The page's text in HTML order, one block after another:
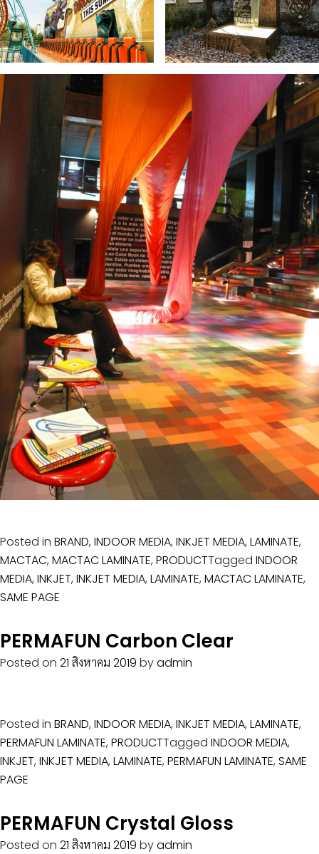
Posted in BRAND, INDOOR MEDIA, INKJET MEDIA, LAMINATE,
MACTAC, MACTAC LAMINATE, PRODUCTTagged INDOOR
MEDIA, INKJET, INKJET MEDIA, LAMINATE, MACTAC LAMINATE,
SAME PAGE
PERMAFUN Carbon Clear
Posted on 21 สิงหาคม 2019 byadmin
Posted in BRAND, INDOOR MEDIA, INKJET MEDIA, LAMINATE,
PERMAFUN LAMINATE, PRODUCTTagged INDOOR MEDIA,
INKJET, INKJET MEDIA, LAMINATE, PERMAFUN LAMINATE, SAME
PAGE
PERMAFUN Crystal Gloss
Posted on 21 สิงหาคม 2019 byadmin